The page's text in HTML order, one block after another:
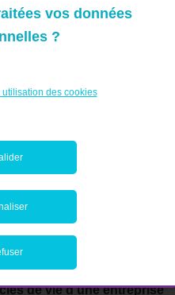
de franchise
de bureau
de vie d’une entreprise
vos données
?
des cookies